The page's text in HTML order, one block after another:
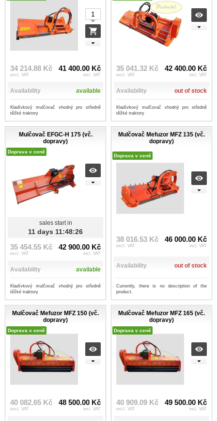
34 214.88 Kč
excl. VAT
41 400.00 Kč
incl. VAT
Availability available
Kladívkový mulčovač vhodný pro středně
těžké traktory
35 041.32 Kč
excl. VAT
42 400.00 Kč
incl. VAT
Availability out of stock
Kladívkový mulčovač vhodný pro středně
těžké traktory
Mulčovač EFGC-H 175 (vč.
dopravy)
Doprava v ceně
sales start in
11 days 11:48:25
35 454.55 Kč
excl. VAT
42 900.00 Kč
incl. VAT
Availability available
Kladívkový mulčovač vhodný pro středně
těžké traktory
Mulčovač Mefuzor MFZ 135 (vč.
dopravy)
Doprava v ceně
38 016.53 Kč
excl. VAT
46 000.00 Kč
incl. VAT
Availability out of stock
Currently, there is no description of the
product.
Mulčovač Mefuzor MFZ 150 (vč.
dopravy)
Doprava v ceně
40 082.65 Kč
excl. VAT
48 500.00 Kč
incl. VAT
Mulčovač Mefuzor MFZ 165 (vč.
dopravy)
Doprava v ceně
40 909.09 Kč
excl. VAT
49 500.00 Kč
incl. VAT